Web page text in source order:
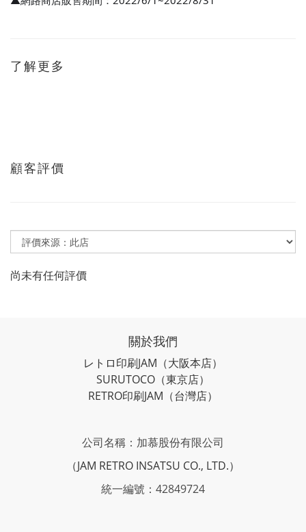
了解更多
顧客評價
尚未有任何評價
關於我們
レトロ印刷JAM （大阪本店）
SURUTOCO （東京店）
RETRO印刷JAM （台灣店）
公司名稱：加慕股份有限公司
（JAM RETRO INSATSU CO., LTD.）
統一編號：42849724